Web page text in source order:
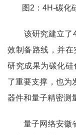
图2：4H-碳化
该研究建立了
效制备路线，并在
研究成果为碳化硅
了重要支撑，也为
器件和量子精密测
量子网络安徽省